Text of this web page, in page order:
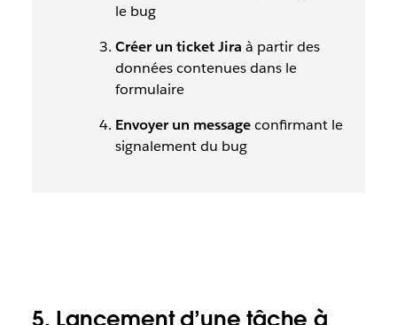
le bug
Créer un ticket Jira à partir des
données contenues dans le
formulaire
Envoyer un messageconfirmant le
signalement du bug
5. Lancement d’une tâche à